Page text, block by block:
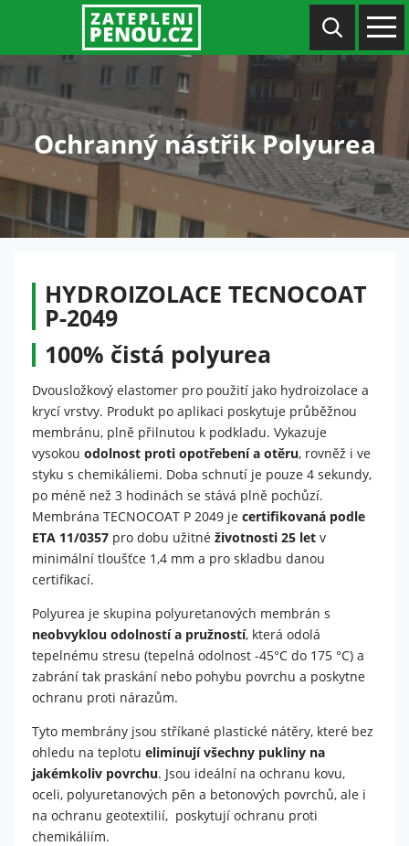
Ochranný nástřik Polyurea
HYDROIZOLACE TECNOCOAT
P-2049
100% čistá polyurea
Dvousložkový elastomer pro použití jako hydroizolace a
krycí vrstvy. Produkt po aplikaci poskytuje průběžnou
membránu, plně přilnutou k podkladu. Vykazuje
vysokou odolnost proti opotřebení a otěru, rovněž i ve
styku s chemikáliemi. Doba schnutí je pouze 4 sekundy,
po méně než 3 hodinách se stává plně pochůzí.
Membrána TECNOCOAT P 2049 je certifikovaná podle
ETA 11/0357 pro dobu užitné životnosti 25 let v
minimální tloušťce 1,4 mm a pro skladbu danou
certifikací.
Polyurea je skupina polyuretanových membrán s
neobvyklou odolností a pružností, která odolá
tepelnému stresu (tepelná odolnost -45°C do 175 °C) a
zabrání tak praskání nebo pohybu povrchu a poskytne
ochranu proti nárazům.
Tyto membrány jsou stříkané plastické nátěry, které bez
ohledu na teplotu eliminují všechny pukliny na
jakémkoliv povrchu. Jsou ideální na ochranu kovu,
oceli, polyuretanových pěn a betonových povrchů, ale i
na ochranu geotextilií, poskytují ochranu proti
chemikáliím.
Nutné
Tyto
cookies
nejsou
volitelné.
Jsou
potřeba
pro
Statistiky
Abychom
mohli
a
strukturu
webu na
základě
toho, jak
je web